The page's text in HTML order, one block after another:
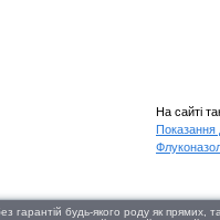
На сайті
Показання
гарантій будь-якого роду як прямих,